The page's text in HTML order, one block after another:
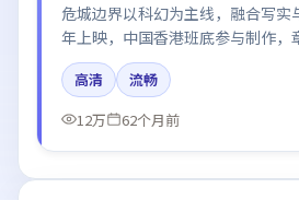
危城边界以科幻为主线，融合写实
年上映，中国香港班底参与制作，
译、胡歌在片中呈现细腻表演，影
剪辑强化了情绪曲线。
高清
流畅
12万
62个月前